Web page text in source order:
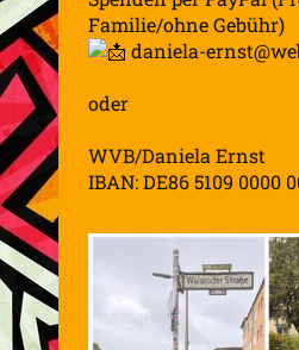
Familie/ohne Gebühr)
daniela-
oder
WVB/Daniela Ernst
IBAN: DE86 5109 0000